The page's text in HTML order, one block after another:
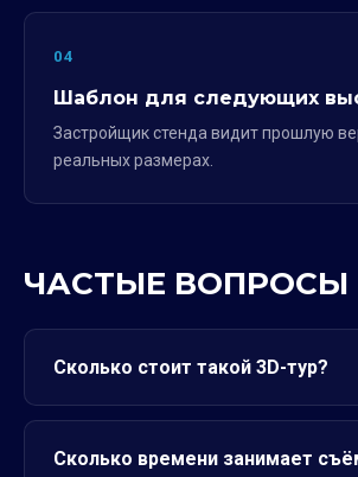
04
Шаблон для следующих
Застройщик стенда видит прошлую
реальных размерах.
ЧАСТЫЕ ВОПРОСЫ
Сколько стоит такой 3D-тур?
Сколько времени занимает